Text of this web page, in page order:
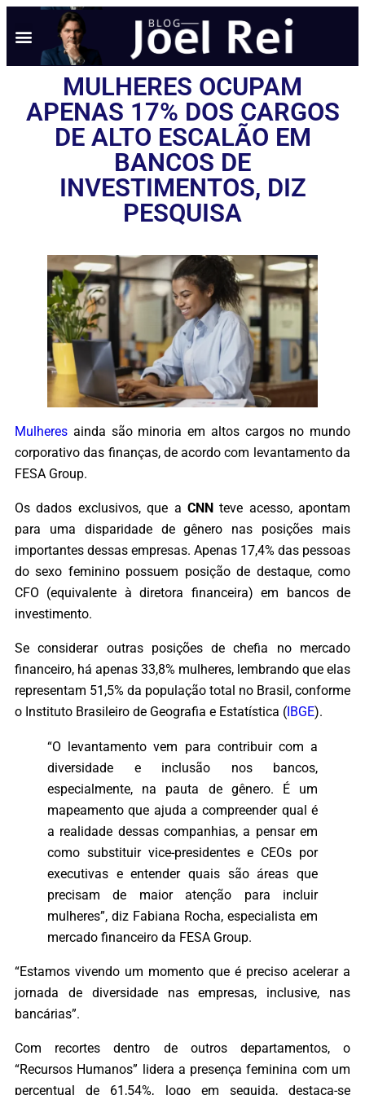
MULHERES OCUPAM
APENAS 17% DOS CARGOS
DE ALTO ESCALÃO EM
BANCOS DE
INVESTIMENTOS, DIZ
PESQUISA
Mulheres ainda são minoria em altos cargos no mundo
corporativo das finanças, de acordo com levantamento da
FESA Group.
Os dados exclusivos, que a CNNteve acesso, apontam
para uma disparidade de gênero nas posições mais
importantes dessas empresas. Apenas 17,4% das pessoas
do sexo feminino possuem posição de destaque, como
CFO (equivalente à diretora financeira) em bancos de
investimento.
Se considerar outras posições de chefia no mercado
financeiro, há apenas 33,8% mulheres, lembrando que elas
representam 51,5% da população total no Brasil, conforme
o Instituto Brasileiro de Geografia e Estatística ( IBGE).
“O levantamento vem para contribuir com a
diversidade e inclusão nos bancos,
especialmente, na pauta de gênero. É um
mapeamento que ajuda a compreender qual é
a realidade dessas companhias, a pensar em
como substituir vice-presidentes e CEOs por
executivas e entender quais são áreas que
precisam de maior atenção para incluir
mulheres”, diz Fabiana Rocha, especialista em
mercado financeiro da FESA Group.
“Estamos vivendo um momento que é preciso acelerar a
jornada de diversidade nas empresas, inclusive, nas
bancárias”.
Com recortes dentro de outros departamentos, o
“Recursos Humanos” lidera a presença feminina com um
percentual de 61,54%, logo em seguida, destaca-se